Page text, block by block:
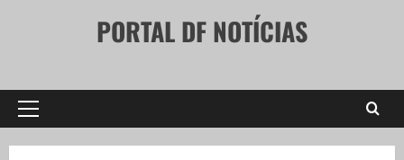
PORTAL DF NOTÍCIAS
Primary